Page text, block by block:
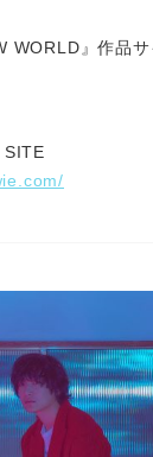
WORLD』作品サ
SITE